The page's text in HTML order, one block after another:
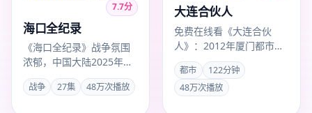
7.7分
海口全纪录
《海口全纪录》战争氛围
浓郁，中国大陆2025年度
热推，导演傅东育，主演
辛芷蕾，2025年8月19…
战争 27集 48万次播放
大连合伙人
免费在线看《大连合伙
人》：2012年厦门都市电
影，黄健中作品，主演易
烊千玺、白敬亭、张译，
201…
都市
122分钟
48万次播放